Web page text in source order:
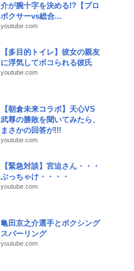
介が腕十字を決める!?【プロ
ボクサーvs総合...
youtube.com
【多目的トイレ】彼女の親友
に浮気してボコられる彼氏
youtube.com
【朝倉未来コラボ】天心VS
武尊の勝敗を聞いてみたら、
まさかの回答が!!!
youtube.com
【緊急対談】宮迫さん・・・
ぶっちゃけ・・・・
youtube.com
亀田京之介選手とボクシング
スパーリング
youtube.com